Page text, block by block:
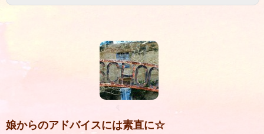
娘からのアドバイスには素直に☆